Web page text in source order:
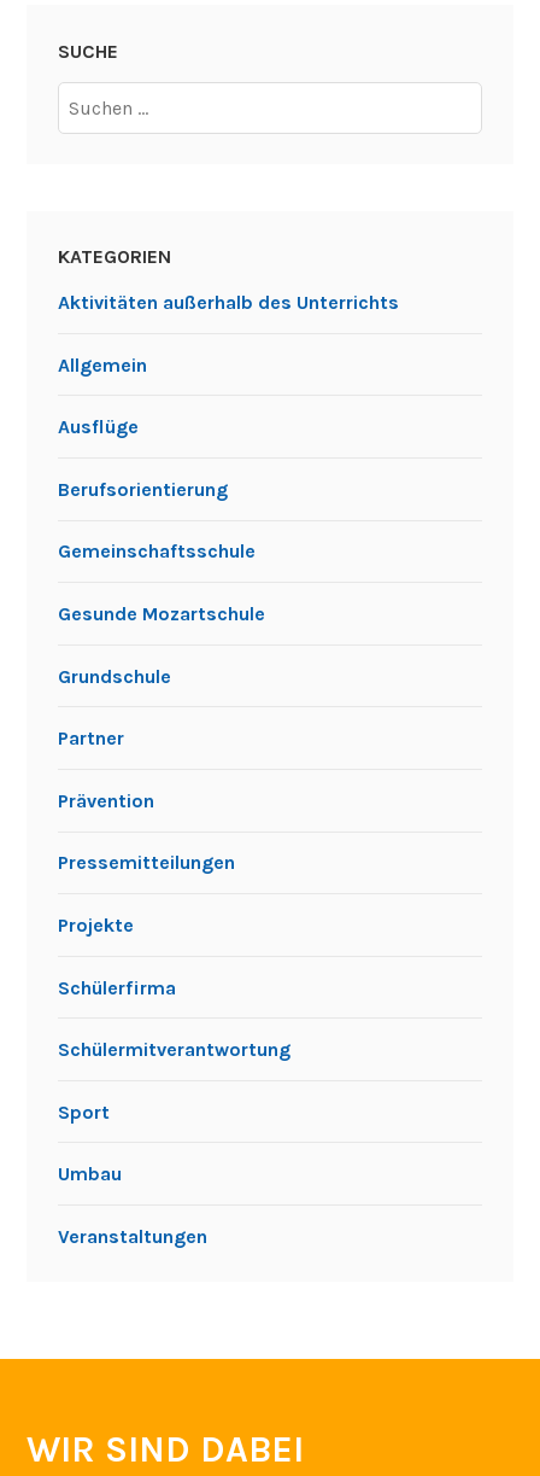
SUCHE
nach:
KATEGORIEN
Aktivitäten außerhalb des Unterrichts
Allgemein
Ausflüge
Berufsorientierung
Gemeinschaftsschule
Gesunde Mozartschule
Grundschule
Partner
Prävention
Pressemitteilungen
Projekte
Schülerfirma
Schülermitverantwortung
Sport
Umbau
Veranstaltungen
WIR SIND DABEI